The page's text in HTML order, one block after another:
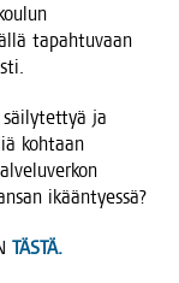
tapah­tu­vaan
ja
koh­taan
ikääntyessä?
TÄSTÄ.